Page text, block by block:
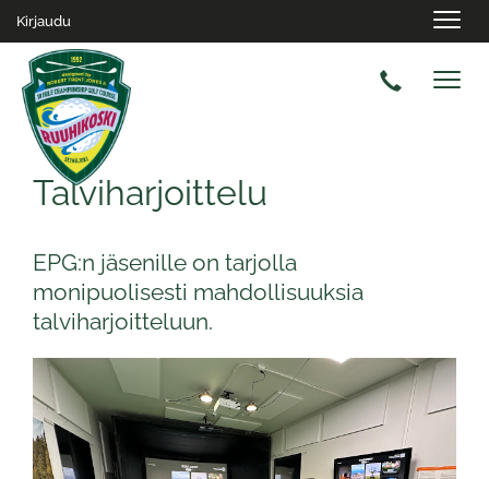
Kirjaudu
​​​​​​​Talviharjoittelu
​​​​​​​EPG:n jäsenille on tarjolla
monipuolisesti mahdollisuuksia
talviharjoitteluun.